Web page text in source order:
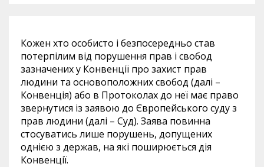
Кожен хто особисто і безпосередньо став
потерпілим від порушення прав і свобод
зазначених у Конвенції про захист прав
людини та основоположних свобод (далі –
Конвенція) або в Протоколах до неї має право
звернутися із заявою до Європейського суду з
прав людини (далі – Суд). Заява повинна
стосуватись лише порушень, допущених
однією з держав, на які поширюється дія
Конвенції.